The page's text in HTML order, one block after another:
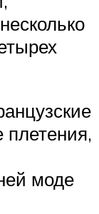
плетения,
моде